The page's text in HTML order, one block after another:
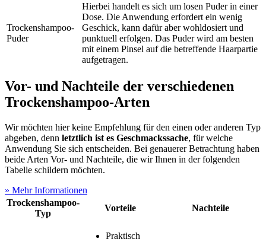
Trockenshampoo-
Puder
Hierbei handelt es sich um losen Puder in einer
Dose. Die Anwendung erfordert ein wenig
Geschick, kann dafür aber wohldosiert und
punktuell erfolgen. Das Puder wird am besten
mit einem Pinsel auf die betreffende Haarpartie
aufgetragen.
Vor- und Nachteile der verschiedenen
Trockenshampoo-Arten
Wir möchten hier keine Empfehlung für den einen oder anderen Typ
abgeben, denn letztlich ist es Geschmackssache, für welche
Anwendung Sie sich entscheiden. Bei genauerer Betrachtung haben
beide Arten Vor- und Nachteile, die wir Ihnen in der folgenden
Tabelle schildern möchten.
» Mehr Informationen
Trockenshampoo-
Typ
Vorteile Nachteile
Praktisch